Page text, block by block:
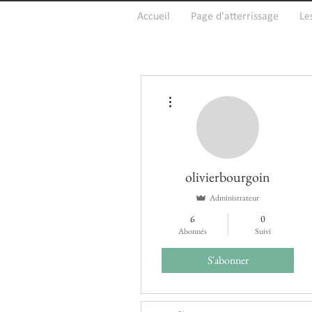
Accueil Page d'atterrissage
olivierbourgoin
Administrateur
6
Abonnés
0
Suivi
S'abonner